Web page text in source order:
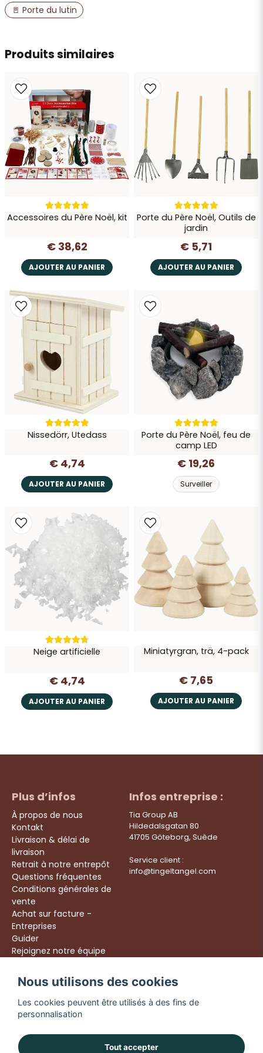
email
Adresse e-mail
Envoyer la question
Produits similaires
Accessoires du Père Noël, kit
€ 38,62
AJOUTER AU PANIER
Porte du Père Noël, Outils de
jardin
€ 5,71
AJOUTER AU PANIER
Nissedörr, Utedass
€ 4,74
AJOUTER AU PANIER
Porte du Père Noël, feu de
camp LED
€ 19,26
Surveiller
Neige artificielle
€ 4,74
AJOUTER AU PANIER
Miniatyrgran, trä, 4-pack
€ 7,65
AJOUTER AU PANIER
🚪 Porte du lutin
Plus d’infos
À propos de nous
Kontakt
Livraison & délai de
livraison
Retrait à notre entrepôt
Questions fréquentes
Conditions générales de
vente
Achat sur facture -
Entreprises
Guider
Rejoignez notre équipe
Infos entreprise :
Tia Group AB
Hildedalsgatan 80
41705 Göteborg, Suède
Service client :
info@tingeltangel.com
Följ oss:
Facebook
Livraison rapide
Achats sécurisés
Nous utilisons des cookies
Les cookies peuvent être utilisés à des fins de
personnalisation
Tout accepter